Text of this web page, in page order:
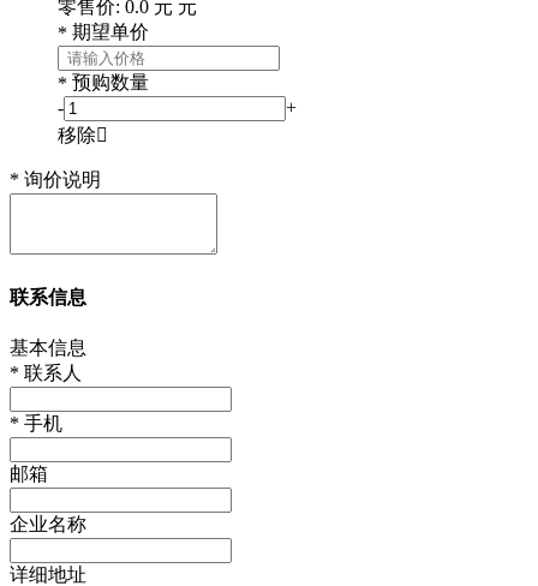
零售价: 0.0 元 元
* 期望单价
* 预购数量
-
+
移除
* 询价说明
联系信息
基本信息
* 联系人
* 手机
邮箱
企业名称
详细地址